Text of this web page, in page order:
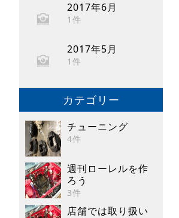
2017年6月
1件
2017年5月
1件
カテゴリー
チューニング
4件
週刊ローレルを作
ろう
3件
店舗では取り扱い